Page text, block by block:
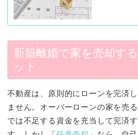
新築離婚で家を売却す
ット
不動産は、原則的にローンを完済
ません。オーバーローンの家を売
では不足する資金を充当して完済